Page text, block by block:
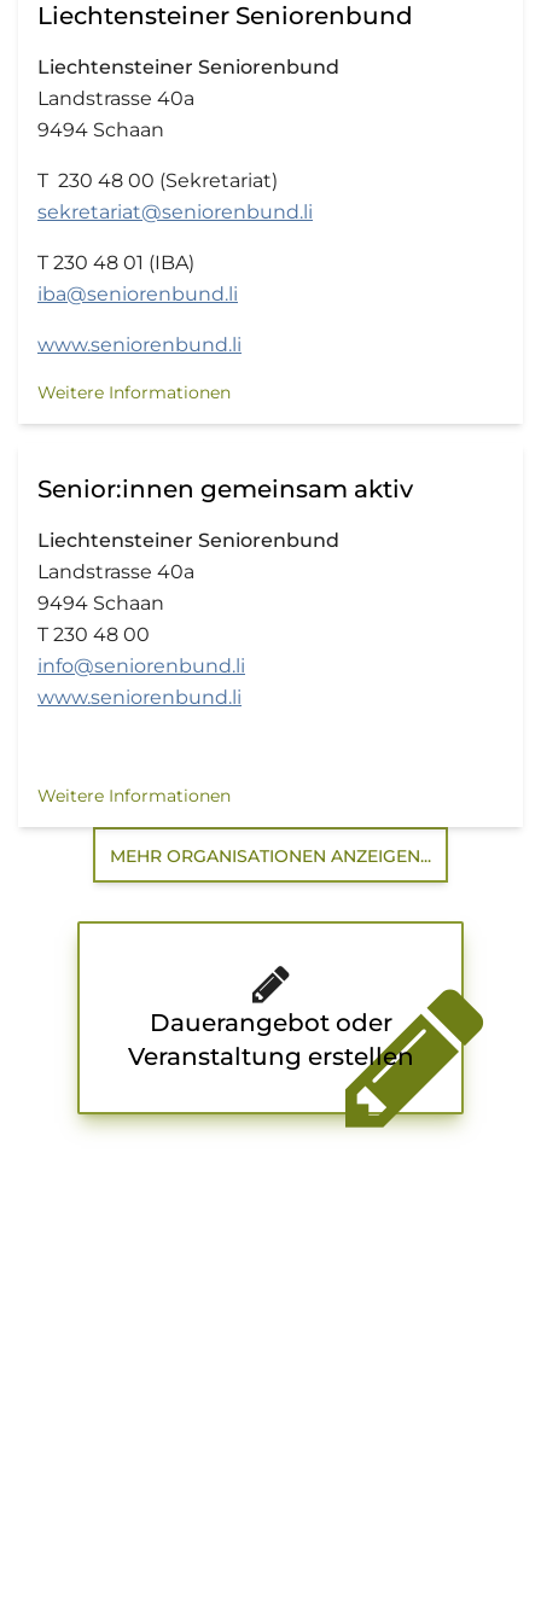
Liechtensteiner Seniorenbund
Liechtensteiner Seniorenbund
Landstrasse 40a
9494 Schaan
T 230 48 00 (Sekretariat)
sekretariat@seniorenbund.li
T 230 48 01 (IBA)
iba@seniorenbund.li
www.seniorenbund.li
Weitere Informationen
Senior:innen gemeinsam aktiv
Liechtensteiner Seniorenbund
Landstrasse 40a
9494 Schaan
T 230 48 00
info@seniorenbund.li
www.seniorenbund.li
Weitere Informationen
MEHR ORGANISATIONEN ANZEIGEN...
Dauerangebot oder
Veranstaltung erstellen